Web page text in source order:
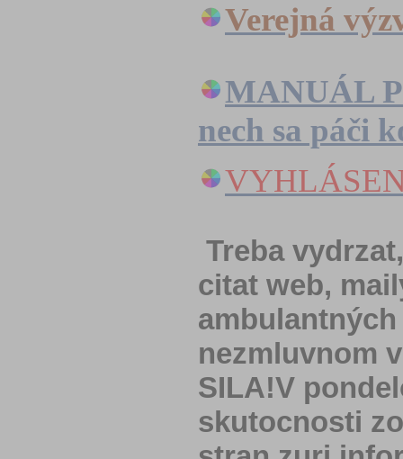
Verejná
MANUÁL
nech sa páči
Treba
citat web,
ambulantných
nezmluvnom
SILA!V
skutocnosti